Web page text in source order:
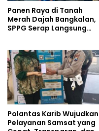
Panen Raya di Tanah
Merah Dajah Bangkalan,
SPPG Serap Langsung
Polantas Karib Wujudkan
Pelayanan Samsat yang